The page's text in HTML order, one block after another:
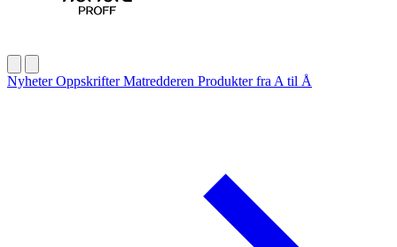
NyheterOppskrifterMatredderen Produkter fra A til Å